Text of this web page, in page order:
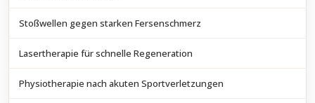
Stoßwellen gegen starken Fersenschmerz
Lasertherapie für schnelle Regeneration
Physiotherapie nach akuten Sportverletzungen